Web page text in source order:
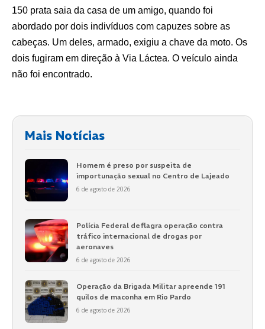
150 prata saia da casa de um amigo, quando foi
abordado por dois indivíduos com capuzes sobre as
cabeças. Um deles, armado, exigiu a chave da moto. Os
dois fugiram em direção à Via Láctea. O veículo ainda
não foi encontrado.
Mais Notícias
Homem é preso por suspeita de
importunação sexual no Centro de Lajeado
6 de agosto de 2026
Polícia Federal deflagra operação contra
tráfico internacional de drogas por
aeronaves
6 de agosto de 2026
Operação da Brigada Militar apreende 191
quilos de maconha em Rio Pardo
6 de agosto de 2026